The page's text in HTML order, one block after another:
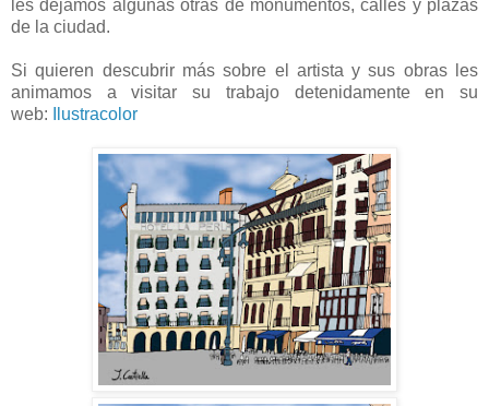
les dejamos algunas otras de monumentos, calles y plazas
de la ciudad.
Si quieren descubrir más sobre el artista y sus obras les
animamos a visitar su trabajo detenidamente en su
web:
Ilustracolor